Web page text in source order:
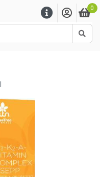
0